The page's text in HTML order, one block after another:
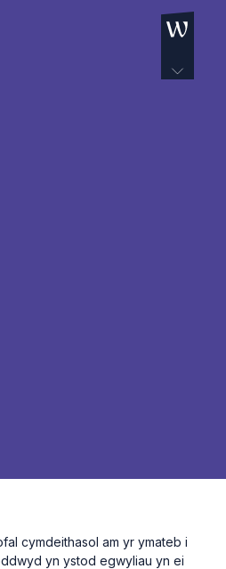
cymdeithasol am yr ymateb i
yn ystod egwyliau yn ei